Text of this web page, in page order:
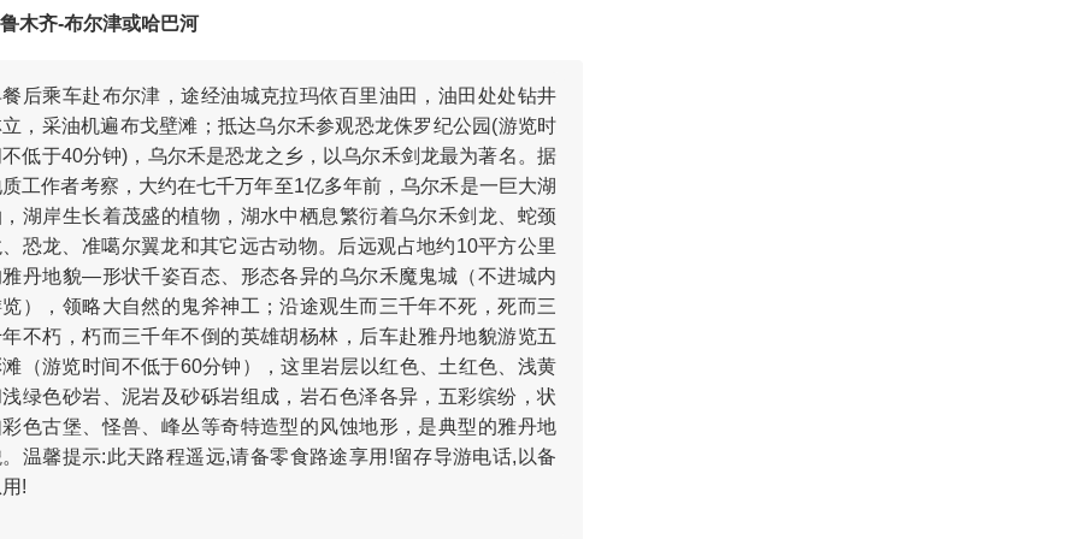
木齐-布尔津或哈巴河
后乘车赴布尔津，途经油城克拉玛依百里油田，油田处处钻井
，采油机遍布戈壁滩；抵达乌尔禾参观恐龙侏罗纪公园(游览时
低于40分钟)，乌尔禾是恐龙之乡，以乌尔禾剑龙最为著名。据
工作者考察，大约在七千万年至1亿多年前，乌尔禾是一巨大湖
湖岸生长着茂盛的植物，湖水中栖息繁衍着乌尔禾剑龙、蛇颈
恐龙、准噶尔翼龙和其它远古动物。后远观占地约10平方公里
丹地貌—形状千姿百态、形态各异的乌尔禾魔鬼城（不进城内
），领略大自然的鬼斧神工；沿途观生而三千年不死，死而三
不朽，朽而三千年不倒的英雄胡杨林，后车赴雅丹地貌游览五
（游览时间不低于60分钟），这里岩层以红色、土红色、浅黄
绿色砂岩、泥岩及砂砾岩组成，岩石色泽各异，五彩缤纷，状
色古堡、怪兽、峰丛等奇特造型的风蚀地形，是典型的雅丹地
温馨提示:此天路程遥远,请备零食路途享用!留存导游电话,以备
!